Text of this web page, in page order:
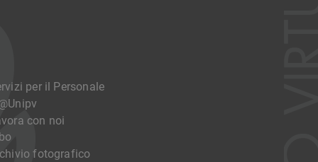
per il Personale
con noi
fotografico